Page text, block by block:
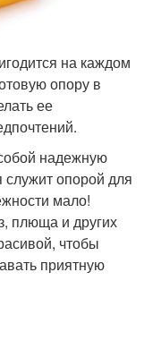
на каждом
опору в
ее
надежную
служит опорой для
мало!
плюща и других
чтобы
приятную